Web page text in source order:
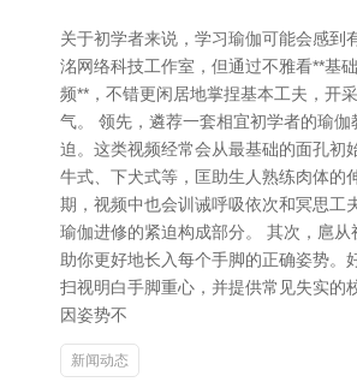
关于初学者来说，学习瑜伽可能会感到
洺网络科技工作室，但通过不雅看**基
频**，不错更闲居地掌捏基本工夫，开
气。 领先，遴荐一套相宜初学者的瑜伽
迫。这类视频经常会从最基础的面孔初
牛式、下犬式等，匡助生人熟练肉体的
期，视频中也会训诫呼吸依次和冥思工
瑜伽进修的紧迫构成部分。 其次，扈从
助你更好地长入每个手脚的正确姿势。
扫视明白手脚重心，并提供常见失实的
因姿势不
新闻动态